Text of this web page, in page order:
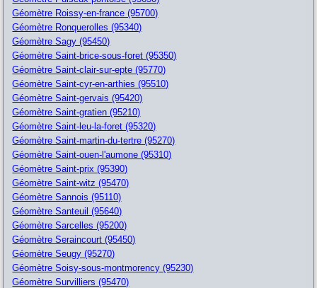
Géomètre Roissy-en-france (95700)
Géomètre Ronquerolles (95340)
Géomètre Sagy (95450)
Géomètre Saint-brice-sous-foret (95350)
Géomètre Saint-clair-sur-epte (95770)
Géomètre Saint-cyr-en-arthies (95510)
Géomètre Saint-gervais (95420)
Géomètre Saint-gratien (95210)
Géomètre Saint-leu-la-foret (95320)
Géomètre Saint-martin-du-tertre (95270)
Géomètre Saint-ouen-l'aumone (95310)
Géomètre Saint-prix (95390)
Géomètre Saint-witz (95470)
Géomètre Sannois (95110)
Géomètre Santeuil (95640)
Géomètre Sarcelles (95200)
Géomètre Seraincourt (95450)
Géomètre Seugy (95270)
Géomètre Soisy-sous-montmorency (95230)
Géomètre Survilliers (95470)